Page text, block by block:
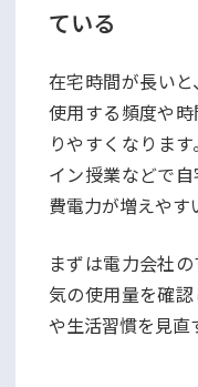
ている
在宅時間が長い
使用する頻度や
りやすくなりま
イン授業などで
費電力が増えやす
まずは電力会社
気の使用量を確
や生活習慣を見直